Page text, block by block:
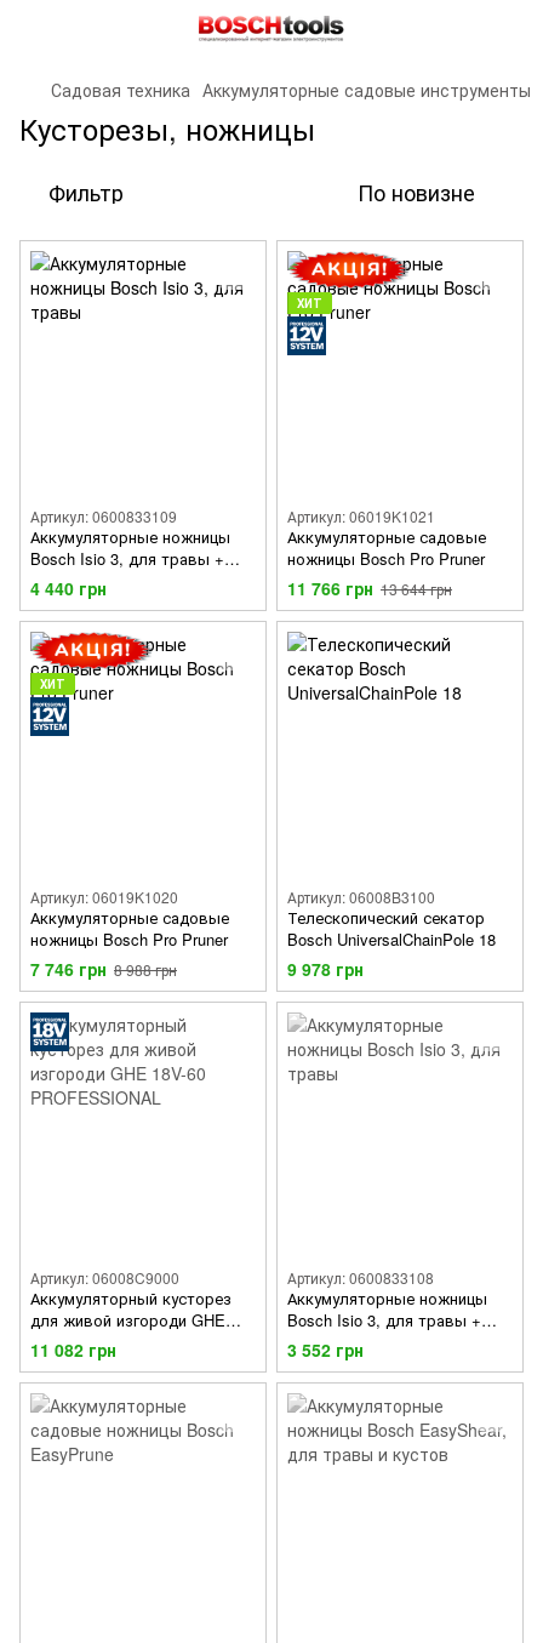
Садовая техника Аккумуляторные садовые инструменты
Кусторезы, ножницы
Фильтр По новизне
Артикул: 0600833109
Аккумуляторные ножницы
Bosch Isio 3, для травы +
Телескопическая штанга
4 440 грн
ХИТ
Артикул: 06019K1021
Аккумуляторные садовые
ножницы Bosch Pro Pruner
11 766 грн 13 644 грн
ХИТ
Артикул: 06019K1020
Аккумуляторные садовые
ножницы Bosch Pro Pruner
7 746 грн 8 988 грн
Артикул: 06008B3100
Телескопический секатор
Bosch UniversalChainPole 18
9 978 грн
Артикул: 06008C9000
Аккумуляторный кусторез
для живой изгороди GHE
18V-60 PROFESSIONAL, без
акб. и ЗУ
11 082 грн
Артикул: 0600833108
Аккумуляторные ножницы
Bosch Isio 3, для травы +
Мягкая сумка
3 552 грн